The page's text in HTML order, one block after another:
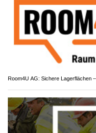
Room4U AG: Sichere Lagerflächen